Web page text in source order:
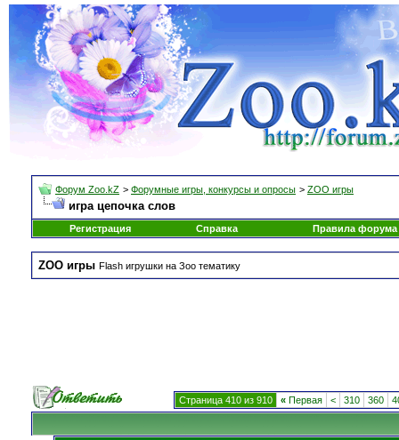
Форум Zoo.kZ > Форумные игры, конкурсы и опросы > ZOO игры
игра цепочка слов
Регистрация Справка Правила форума
ZOO игры Flash игрушки на Зоо тематику
Страница 410 из 910 « Первая < 310 360